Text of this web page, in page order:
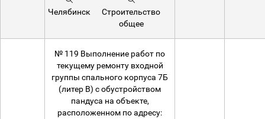
Челябинск
Строительство
общее
№ 119 Выполнение работ по
текущему ремонту входной
группы спального корпуса 7Б
(литер В) с обустройством
пандуса на объекте,
расположенном по адресу: